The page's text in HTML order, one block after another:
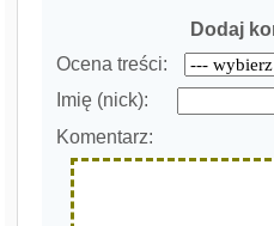
Dodaj
Ocena treści:
Imię (nick):
Komentarz: